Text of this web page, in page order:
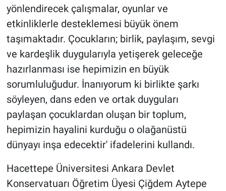
yönlendirecek çalışmalar, oyunlar ve
etkinliklerle desteklemesi büyük önem
taşımaktadır. Çocukların; birlik, paylaşım, sevgi
ve kardeşlik duygularıyla yetişerek geleceğe
hazırlanması ise hepimizin en büyük
sorumluluğudur. İnanıyorum ki birlikte şarkı
söyleyen, dans eden ve ortak duyguları
paylaşan çocuklardan oluşan bir toplum,
hepimizin hayalini kurduğu o olağanüstü
dünyayı inşa edecektir' ifadelerini kullandı.
Hacettepe Üniversitesi Ankara Devlet
Konservatuarı Öğretim Üyesi Çiğdem Aytepe